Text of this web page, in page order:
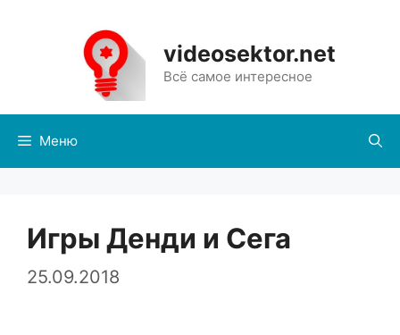
содержимому
videosektor.net
Всё самое интересное
Меню
Игры Денди и Сега
25.09.2018